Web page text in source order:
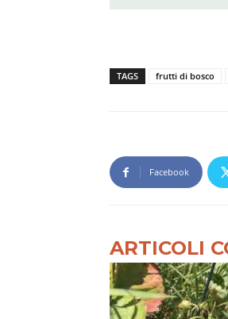
TAGS frutti di bosco
Facebook
ARTICOLI